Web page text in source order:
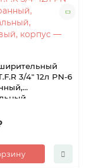
3/4″ 12л PN-6
корпус —